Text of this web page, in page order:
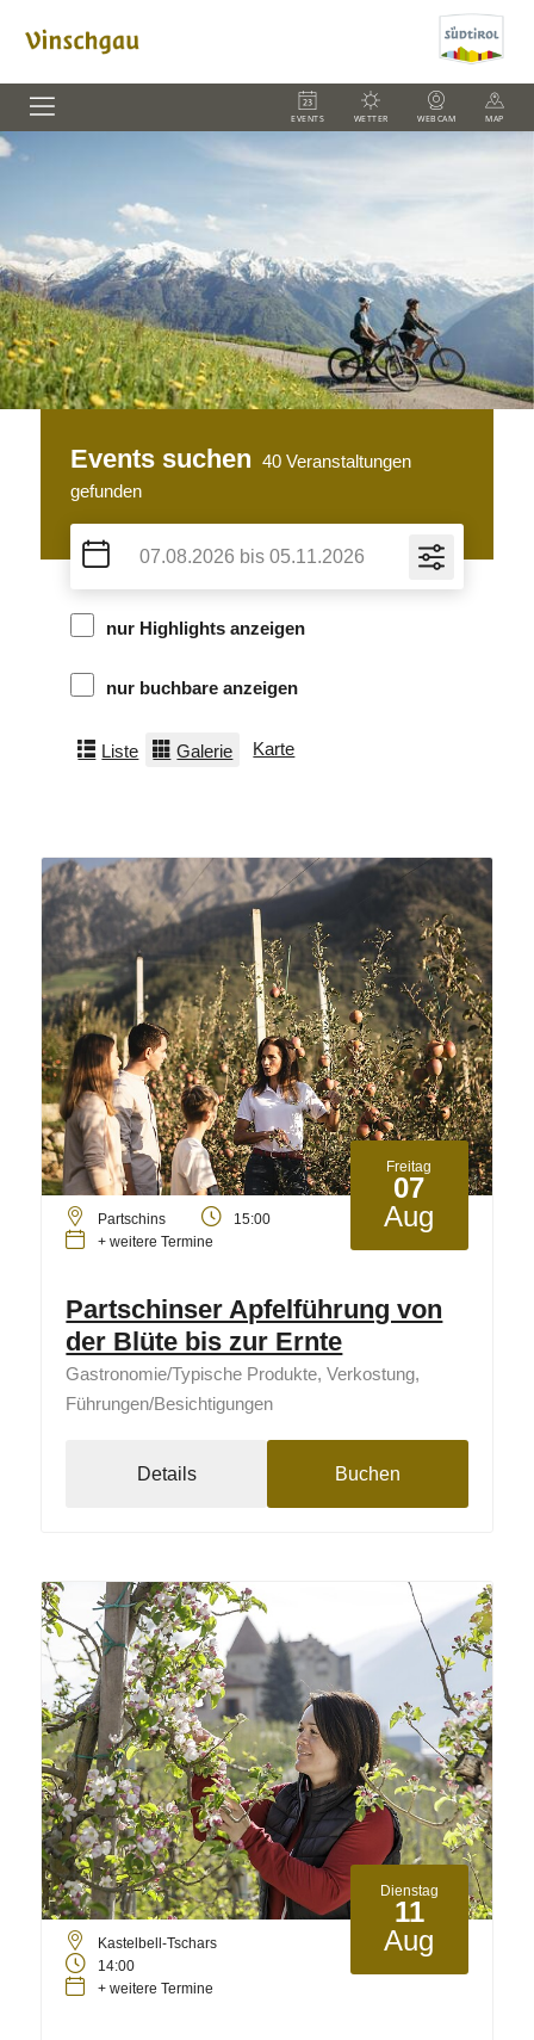
EVENTS WETTER WEBCAM MAP
Events suchen 40 Veranstaltungen
gefunden
nur Highlights anzeigen
nur buchbare anzeigen
Liste Galerie Karte
Freitag
07
Aug
Partschins
15:00
+ weitere Termine
Partschinser Apfelführung von
der Blüte bis zur Ernte
Gastronomie/Typische Produkte, Verkostung,
Führungen/Besichtigungen
Details Buchen
Dienstag
11
Aug
Kastelbell-Tschars
14:00
+ weitere Termine